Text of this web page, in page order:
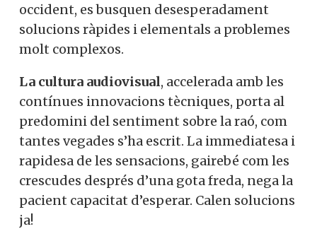
occident, es busquen desesperadament
solucions ràpides i elementals a problemes
molt complexos.
La cultura audiovisual, accelerada amb les
contínues innovacions tècniques, porta al
predomini del sentiment sobre la raó, com
tantes vegades s’ha escrit. La immediatesa i
rapidesa de les sensacions, gairebé com les
crescudes després d’una gota freda, nega la
pacient capacitat d’esperar. Calen solucions
ja!